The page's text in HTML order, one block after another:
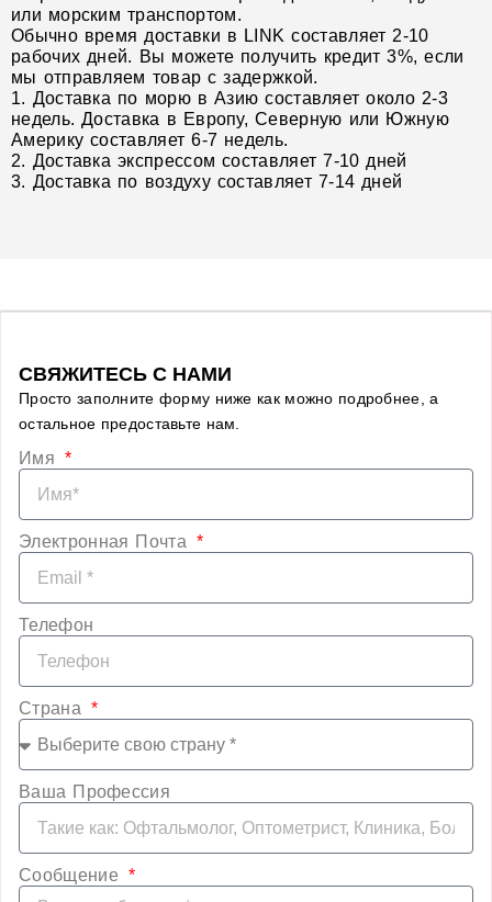
или морским транспортом.
Обычно время доставки в LINK составляет 2-10
рабочих дней. Вы можете получить кредит 3%, если
мы отправляем товар с задержкой.
1. Доставка по морю в Азию составляет около 2-3
недель. Доставка в Европу, Северную или Южную
Америку составляет 6-7 недель.
2. Доставка экспрессом составляет 7-10 дней
3. Доставка по воздуху составляет 7-14 дней
СВЯЖИТЕСЬ С НАМИ
Просто заполните форму ниже как можно подробнее, а
остальное предоставьте нам.
Имя
Электронная Почта
Телефон
Страна
Ваша Профессия
Сообщение